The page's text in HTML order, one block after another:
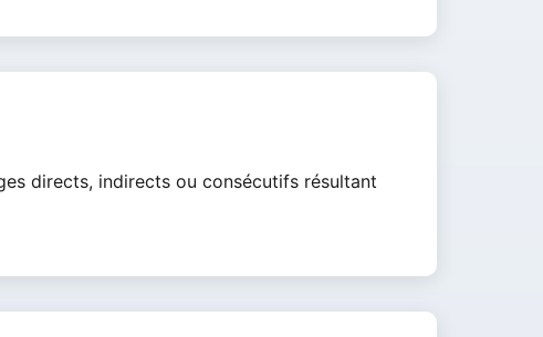
directs, indirects ou consécutifs résultant